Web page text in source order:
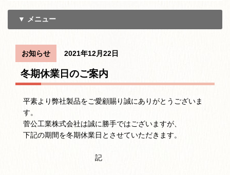
▼ メニュー
お知らせ 2021年12月22日
冬期休業日のご案内
平素より弊社製品をご愛顧賜り誠にありがとうございま
す。
菅公工業株式会社は誠に勝手ではございますが、
下記の期間を冬期休業日とさせていただきます。
記